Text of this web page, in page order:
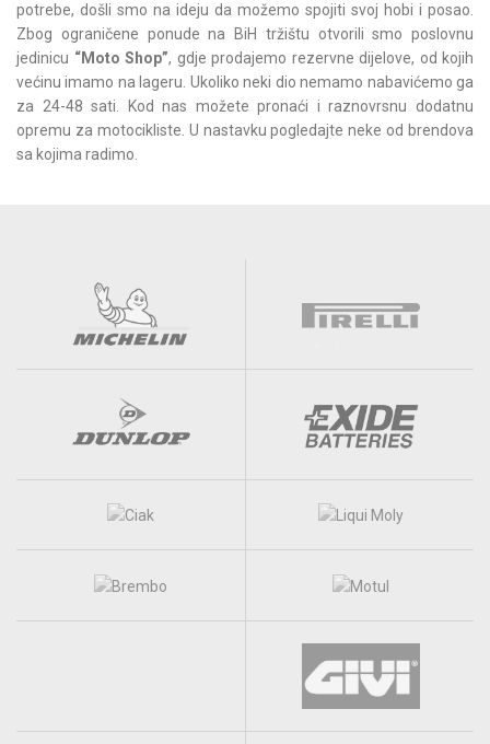
potrebe, došli smo na ideju da možemo spojiti svoj hobi i posao.
Zbog ograničene ponude na BiH tržištu otvorili smo poslovnu
jedinicu “Moto Shop”, gdje prodajemo rezervne dijelove, od kojih
većinu imamo na lageru. Ukoliko neki dio nemamo nabavićemo ga
za 24-48 sati. Kod nas možete pronaći i raznovrsnu dodatnu
opremu za motocikliste. U nastavku pogledajte neke od brendova
sa kojima radimo.